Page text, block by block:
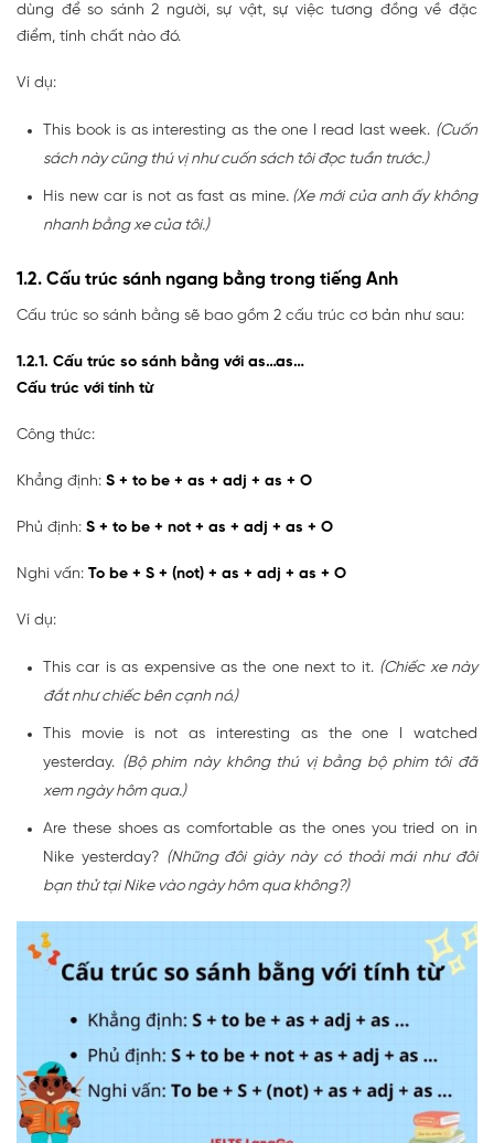
dùng để so sánh 2 người, sự vật, sự việc tương đồng về đặc
điểm, tính chất nào đó.
Ví dụ:
This book is as interesting as the one I read last week. (Cuốn
sách này cũng thú vị như cuốn sách tôi đọc tuần trước.)
His new car is not as fast as mine. (Xe mới của anh ấy không
nhanh bằng xe của tôi.)
1.2. Cấu trúc sánh ngang bằng trong tiếng Anh
Cấu trúc so sánh bằng sẽ bao gồm 2 cấu trúc cơ bản như sau:
1.2.1. Cấu trúc so sánh bằng với as…as…
Cấu trúc với tính từ
Công thức:
Khẳng định: S + to be + as + adj + as + O
Phủ định: S + to be + not + as + adj + as + O
Nghi vấn: To be + S + (not) + as + adj + as + O
Ví dụ:
This car is as expensive as the one next to it. (Chiếc xe này
đắt như chiếc bên cạnh nó.)
This movie is not as interesting as the one I watched
yesterday. (Bộ phim này không thú vị bằng bộ phim tôi đã
xem ngày hôm qua.)
Are these shoes as comfortable as the ones you tried on in
Nike yesterday? (Những đôi giày này có thoải mái như đôi
bạn thử tại Nike vào ngày hôm qua không?)